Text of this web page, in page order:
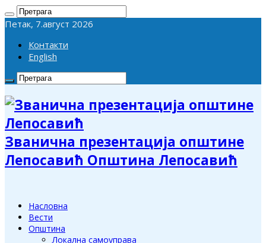
Петак, 7.август 2026
Контакти
English
Званична презентација општине
Лепосавић Општина Лепосавић
Насловна
Вести
Општина
Локална самоуправа